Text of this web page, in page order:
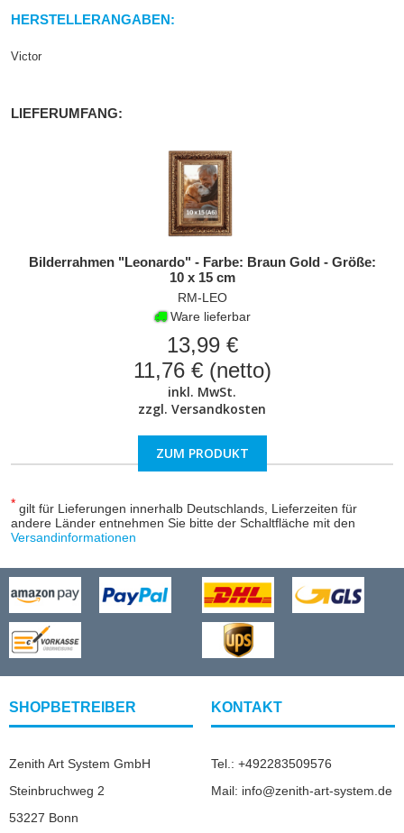
HERSTELLERANGABEN:
Victor
LIEFERUMFANG:
Bilderrahmen "Leonardo" - Farbe: Braun Gold - Größe:
10 x 15 cm
RM-LEO
Ware lieferbar
13,99 €
11,76 € (netto)
inkl. MwSt.
zzgl. Versandkosten
ZUM PRODUKT
* gilt für Lieferungen innerhalb Deutschlands, Lieferzeiten für
andere Länder entnehmen Sie bitte der Schaltfläche mit den
Versandinformationen
SHOPBETREIBER
Zenith Art System GmbH
Steinbruchweg 2
53227 Bonn
KONTAKT
Tel.: +492283509576
Mail: info@zenith-art-system.de